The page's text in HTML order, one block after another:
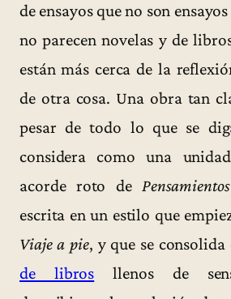
de ensayos que no son
no parecen novelas y de
están más cerca de la
de otra cosa. Una obra tan
pesar de todo lo que se
considera como una
acorde roto de
escrita en un estilo que
Viaje a pie, y que se consolida
de libros llenos de